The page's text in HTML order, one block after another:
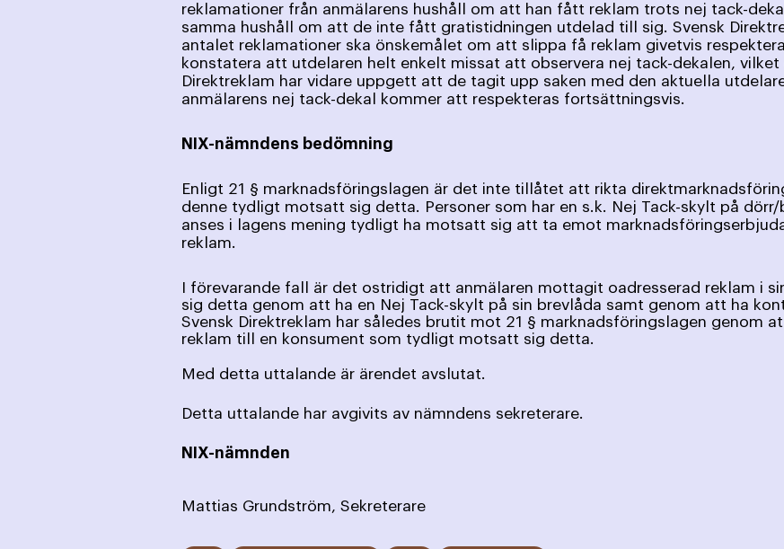
reklamationer från anmälarens hushåll om att han fått reklam trots nej tack-
samma hushåll om att de inte fått gratistidningen utdelad till sig. Svensk
antalet reklamationer ska önskemålet om att slippa få reklam givetvis
konstatera att utdelaren helt enkelt missat att observera nej tack-dekalen, vilket
Direktreklam har vidare uppgett att de tagit upp saken med den aktuella
anmälarens nej tack-dekal kommer att respekteras fortsättningsvis.
NIX-nämndens bedömning
Enligt 21 § marknadsföringslagen är det inte tillåtet att rikta
denne tydligt motsatt sig detta. Personer som har en s.k. Nej Tack-skylt på
anses i lagens mening tydligt ha motsatt sig att ta emot
reklam.
I förevarande fall är det ostridigt att anmälaren mottagit oadresserad reklam i
sig detta genom att ha en Nej Tack-skylt på sin brevlåda samt genom att ha
Svensk Direktreklam har således brutit mot 21 § marknadsföringslagen genom
reklam till en konsument som tydligt motsatt sig detta.
Med detta uttalande är ärendet avslutat.
Detta uttalande har avgivits av nämndens sekreterare.
NIX-nämnden
Mattias Grundström, Sekreterare